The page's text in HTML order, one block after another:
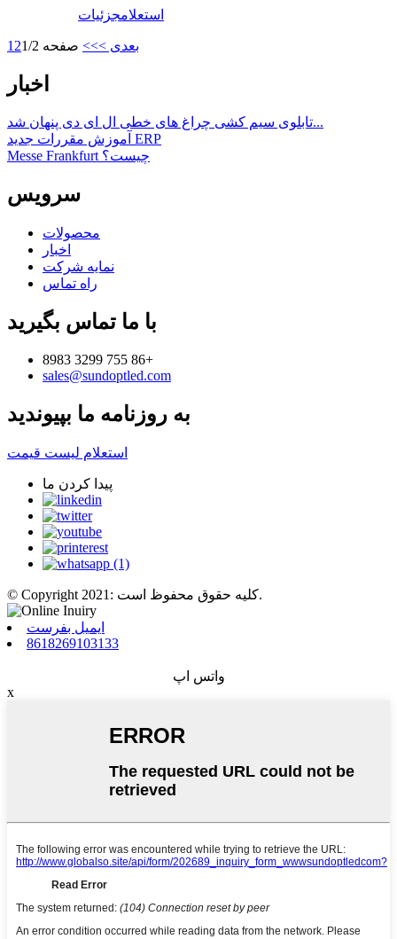
استعلامجزئیات
1 2 بعدی >>> صفحه 1/2
اخبار
تابلوی سیم کشی چراغ های خطی ال ای دی پنهان شد...
آموزش مقررات جدید ERP
Messe Frankfurt چیست؟
سرویس
محصولات
اخبار
نمایه شرکت
راه تماس
با ما تماس بگیرید
8983 3299 755 86+
sales@sundoptled.com
به روزنامه ما بپیوندید
استعلام لیست قیمت
پیدا کردن ما
© Copyright 2021: کلیه حقوق محفوظ است.
ایمیل بفرست
8618269103133
واتس اپ
x